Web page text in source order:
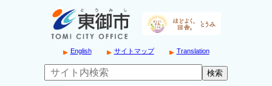
English サイトマップ Translation